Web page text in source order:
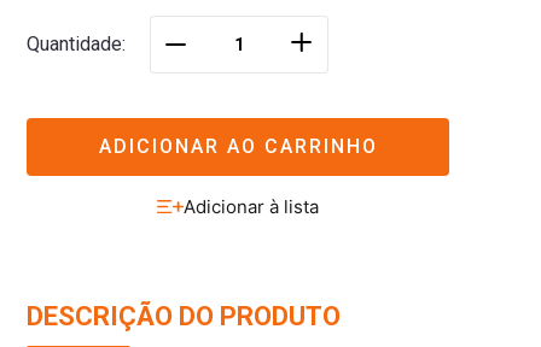
Quantidade ＋
ADICIONAR AO CARRINHO
DESCRIÇÃO DO PRODUTO